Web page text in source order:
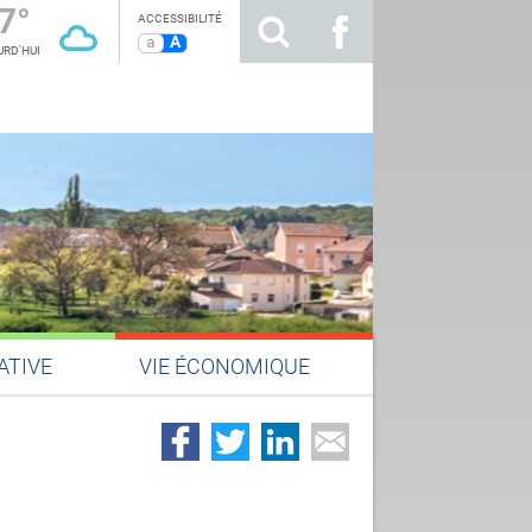
ACCESSIBILITÉ
a A
VIE ÉCONOMIQUE